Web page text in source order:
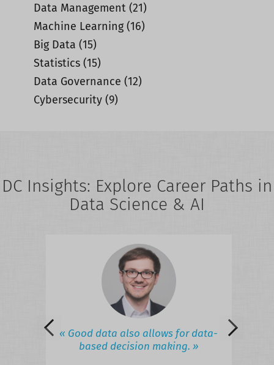
Data Management (21)
Machine Learning (16)
Big Data (15)
Statistics (15)
Data Governance (12)
Cybersecurity (9)
DC Insights: Explore Career Paths in
Data Science & AI
« Good data also allows for data-
based decision making. »